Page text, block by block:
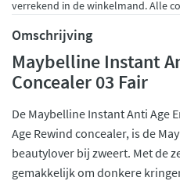
verrekend in de winkelmand. Alle
Omschrijving
Maybelline Instant
Concealer 03 Fair
De Maybelline Instant Anti Age
Age Rewind concealer, is de
beautylover bij zweert. Met de
gemakkelijk om donkere